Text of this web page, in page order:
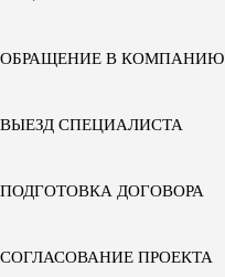
ОБРАЩЕНИЕ В КОМПАНИЮ
ВЫЕЗД СПЕЦИАЛИСТА
ПОДГОТОВКА ДОГОВОРА
СОГЛАСОВАНИЕ ПРОЕКТА